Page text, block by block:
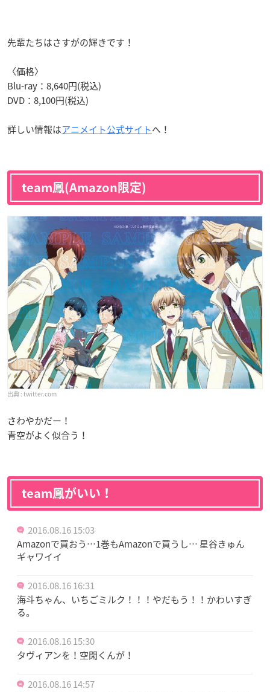
先輩たちはさすがの輝きです！
〈価格〉
Blu-ray：8,640円(税込)
DVD：8,100円(税込)
詳しい情報はアニメイト公式サイトへ！
team鳳(Amazon限定)
twitter.com
さわやかだー！
青空がよく似合う！
team鳳がいい！
2016.08.16 15:03
Amazonで買おう…1巻もAmazonで買うし… 星谷きゅん
ギャワイイ
2016.08.16 16:31
海斗ちゃん、いちごミルク！！！やだもう！！かわいすぎ
る。
2016.08.16 15:30
タヴィアンを！空閑くんが！
2016.08.16 14:57